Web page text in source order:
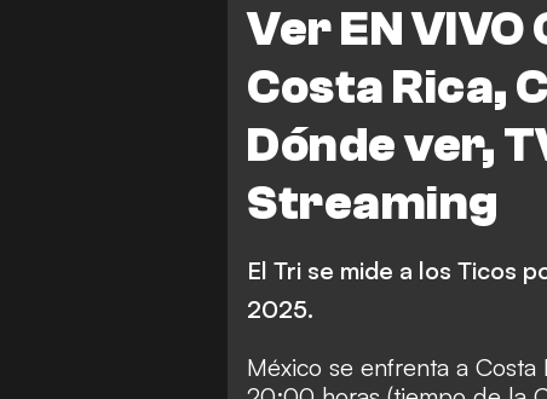
Ver EN VIVO
Costa Rica,
Dónde ver,
Streaming
El Tri se mide a los Ticos
2025.
México se enfrenta a